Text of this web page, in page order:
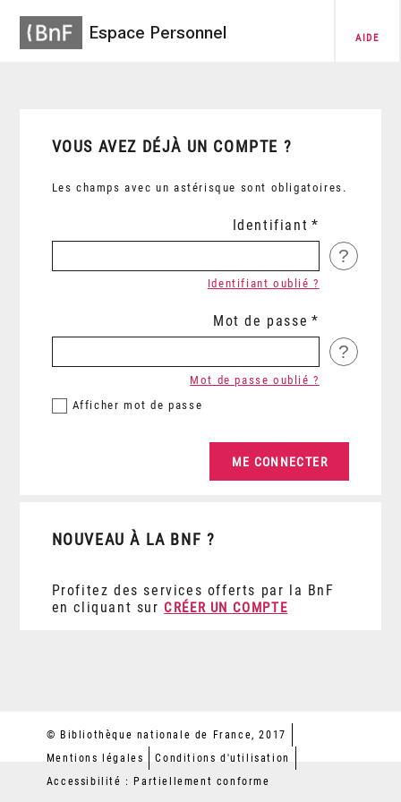
Espace Personnel AIDE
VOUS AVEZ DÉJÀ UN COMPTE ?
Les champs avec un astérisque sont obligatoires.
Identifiant
?
Identifiant oublié ?
Mot de passe
?
Afficher mot de passe
Mot de passe oublié ?
NOUVEAU À LA BNF ?
Profitez des services offerts par la BnF
en cliquant sur CRÉER UN COMPTE
© Bibliothèque nationale de France, 2017
Mentions légales
Conditions d'utilisation
Accessibilité : Partiellement conforme